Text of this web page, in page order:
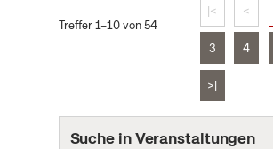
Treffer 1–10 von 54
|< <
3 4
>|
Suche in Veranstaltungen